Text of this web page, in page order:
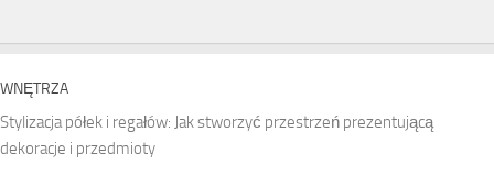
WNĘTRZA
Stylizacja półek i regałów: Jak stworzyć przestrzeń prezentującą
dekoracje i przedmioty